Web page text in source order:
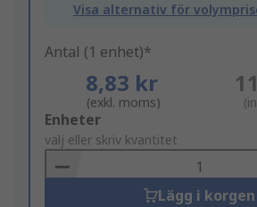
Visa alternativ för
Antal (1 enhet)*
8,83 kr
(exkl. moms)
Add
to
Basket
Enheter
välj eller skriv kvantitet
Lägg i korgen